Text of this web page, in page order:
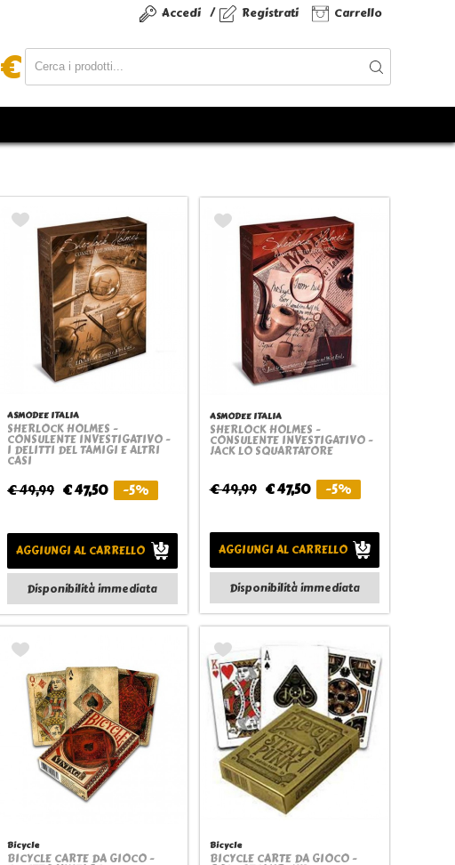
Accedi / Registrati Carrello
€
Quickview
ASMODEE ITALIA
SHERLOCK HOLMES -
CONSULENTE INVESTIGATIVO -
I DELITTI DEL TAMIGI E ALTRI
CASI
€ 49,99 € 47,50 -5%
AGGIUNGI AL CARRELLO
Disponibilità immediata
Quickview
ASMODEE ITALIA
SHERLOCK HOLMES -
CONSULENTE INVESTIGATIVO -
JACK LO SQUARTATORE
€ 49,99 € 47,50 -5%
AGGIUNGI AL CARRELLO
Disponibilità immediata
Bicycle
BICYCLE CARTE DA GIOCO -
Bicycle
BICYCLE CARTE DA GIOCO -